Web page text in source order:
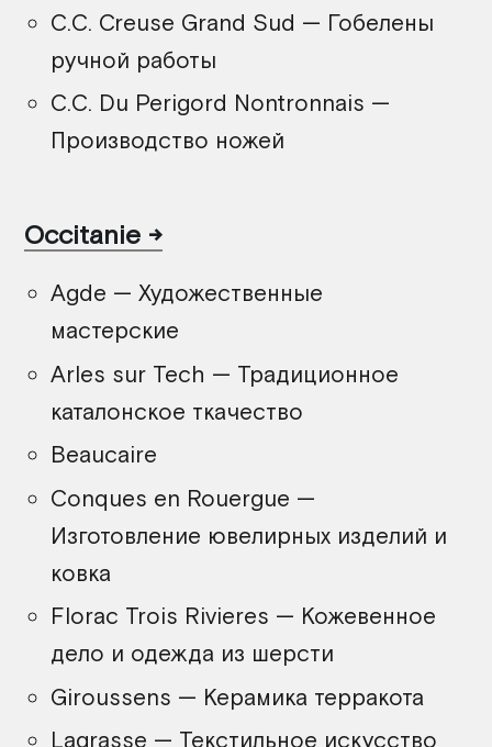
C.C. Creuse Grand Sud — Гобелены
ручной работы
C.C. Du Perigord Nontronnais —
Производство ножей
Occitanie
Agde — Художественные
мастерские
Arles sur Tech — Традиционное
каталонское ткачество
Beaucaire
Conques en Rouergue —
Изготовление ювелирных изделий и
ковка
Florac Trois Rivieres — Кожевенное
дело и одежда из шерсти
Giroussens — Керамика терракота
Lagrasse — Текстильное искусство